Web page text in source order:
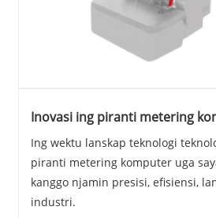
Inovasi ing piranti metering
Ing wektu lanskap teknologi
piranti metering komputer uga
kanggo njamin presisi, efisiensi,
industri.